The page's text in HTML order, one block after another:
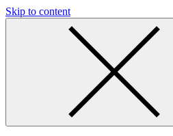
Skip to content